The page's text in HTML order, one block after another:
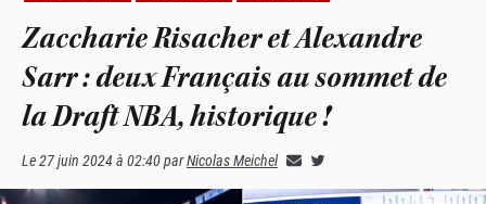
Zaccharie Risacher et Alexandre
Sarr : deux Français au sommet de
la Draft NBA, historique !
Le27 juin 2024 à 02:40parNicolas Meichel